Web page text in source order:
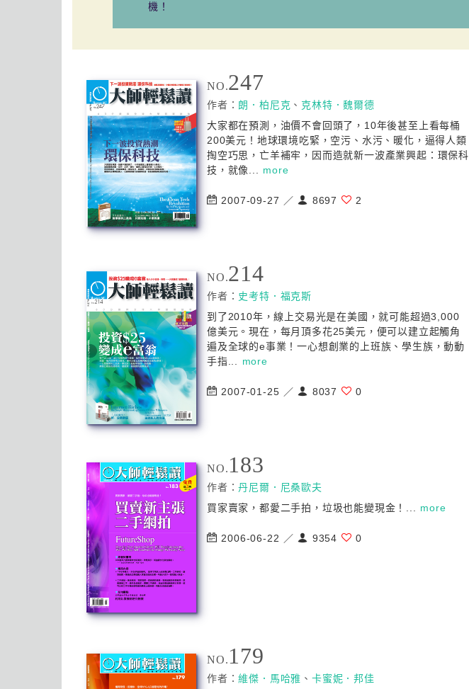
機！
NO.247
作者： 朗．柏尼克 、 克林特．魏爾德
大家都在預測，油價不會回頭了，10年後甚至上看每桶
200美元！地球環境吃緊，空污、水污、暖化，逼得人類
掏空巧思，亡羊補牢，因而造就新一波產業興起：環保科
技，就像... more
2007-09-27 ／ 8697 2
NO.214
作者： 史考特．福克斯
到了2010年，線上交易光是在美國，就可能超過3,000
億美元。現在，每月頂多花25美元，便可以建立起觸角
遍及全球的e事業！一心想創業的上班族、學生族，動動
手指... more
2007-01-25 ／ 8037 0
NO. 183
作者：丹尼爾．尼桑歐夫
買家賣家，都愛二手拍，垃圾也能變現金！... more
2006-06-22 ／ 9354 0
NO. 179
作者：維傑．馬哈雅 、卡蜜妮．邦佳